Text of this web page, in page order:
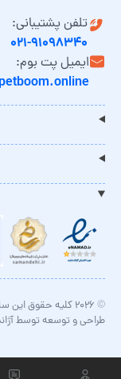
تلفن پشتیبانی:
۰۲۱-۹۱۰۹۸۳۴۰
ایمیل پت بوم:
© ۲۰۲۶ کلیه حقوق این سایت برای
طراحی و توسعه توسط